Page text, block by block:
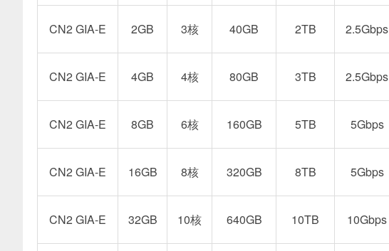
CN2 GIA-E 2GB 3核 40GB 2TB 2.5Gbps
CN2 GIA-E 4GB 4核 80GB 3TB 2.5Gbps
CN2 GIA-E 8GB 6核 160GB 5TB 5Gbps
CN2 GIA-E 16GB 8核 320GB 8TB 5Gbps
CN2 GIA-E 32GB 10核 640GB 10TB 10Gbps